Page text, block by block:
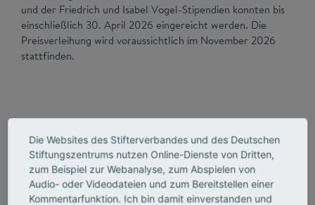
und der Friedrich und Isabel Vogel-Stipendien konnten bis
einschließlich 30. April 2026 eingereicht werden. Die
Preisverleihung wird voraussichtlich im November 2026
stattfinden.
Die Websites des Stifterverbandes und des Deutschen
Stiftungszentrums nutzen Online-Dienste von Dritten,
zum Beispiel zur Webanalyse, zum Abspielen von
Audio- oder Videodateien und zum Bereitstellen einer
Kommentarfunktion. Ich bin damit einverstanden und